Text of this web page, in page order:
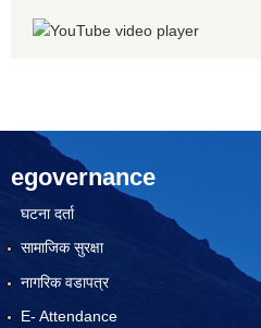
egovernance
घटना दर्ता
सामाजिक सुरक्षा
नागरिक वडापत्र
E- Attendance